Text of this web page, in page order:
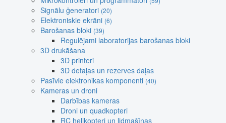
Signālu ģeneratori (20)
Elektroniskie ekrāni (6)
Barošanas bloki (39)
Regulējami laboratorijas barošanas bloki
3D drukāšana
3D printeri
3D detaļas un rezerves daļas
Pasīvie elektronikas komponenti (40)
Kameras un droni
Darbības kameras
Droni un quadkopteri
RC helikopteri un lidmašīnas